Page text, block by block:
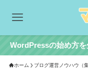
WordPressの始め方を
ホーム ブログ運営ノウハウ（